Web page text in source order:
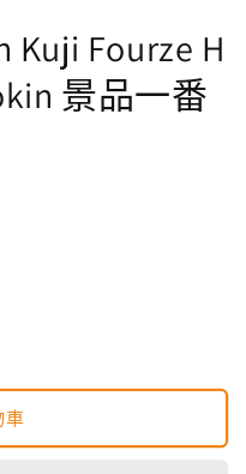
Kuji Fourze H
景品一番
車